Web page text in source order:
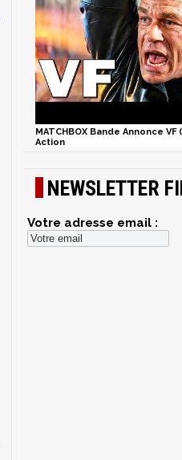
MATCHBOX Bande Annonce VF
Action
NEWSLETTER
Votre adresse email :